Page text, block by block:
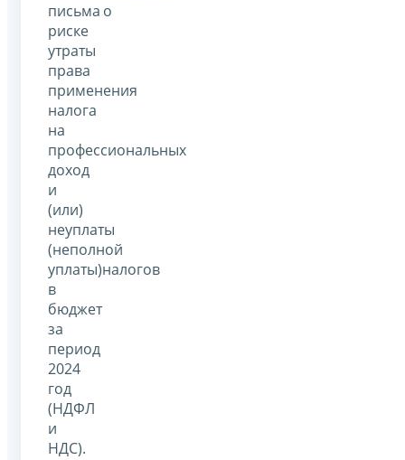
письма о
риске
утраты
права
применения
налога
на
профессиональных
доход
и
(или)
неуплаты
(неполной
уплаты)налогов
в
бюджет
за
период
2024
год
(НДФЛ
и
НДС).